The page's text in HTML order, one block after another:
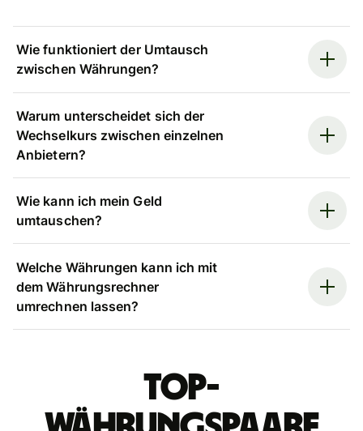
Wie funktioniert der Umtausch
zwischen Währungen?
Warum unterscheidet sich der
Wechselkurs zwischen einzelnen
Anbietern?
Wie kann ich mein Geld
umtauschen?
Welche Währungen kann ich mit
dem Währungsrechner
umrechnen lassen?
Top-